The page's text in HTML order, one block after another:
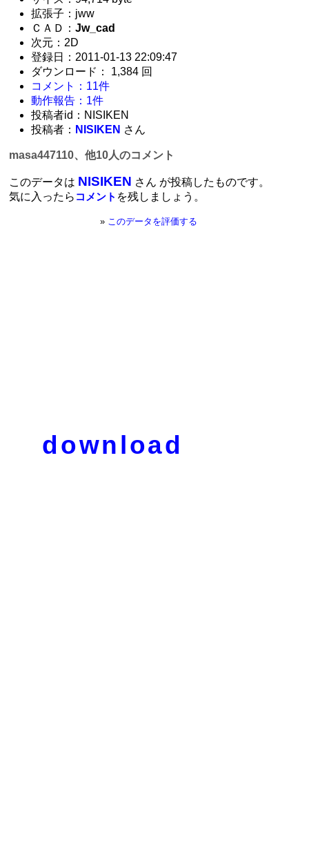
拡張子：jww
ＣＡＤ：Jw_cad
次元：2D
登録日：2011-01-13 22:09:47
ダウンロード： 1,384 回
コメント：11件
動作報告：1件
投稿者id：NISIKEN
投稿者： NISIKEN さん
masa447110、他10人のコメント
このデータは NISIKEN さん が投稿したものです。
気に入ったら コメント を残しましょう。
» このデータを評価する
download